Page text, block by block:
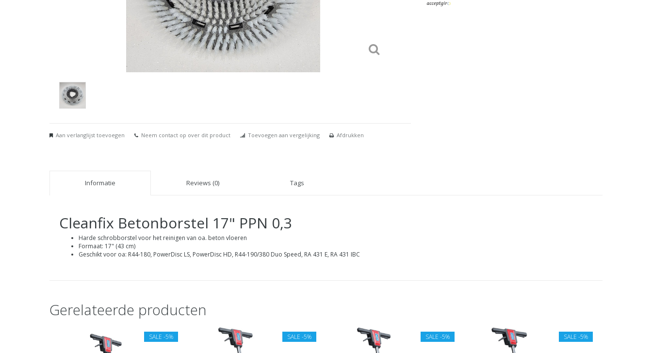
Aan verlanglijst toevoegen Neem contact op over dit product Toevoegen aan vergelijking Afdrukken
Informatie Reviews (0) Tags
Cleanfix Betonborstel 17" PPN 0,3
Harde schrobborstel voor het reinigen van oa. beton vloeren
Formaat: 17" (43 cm)
Geschikt voor oa: R44-180, PowerDisc LS, PowerDisc HD, R44-190/380 Duo Speed, RA 431 E, RA 431 IBC
Gerelateerde producten
SALE -5% SALE -5% SALE -5% SALE -5%